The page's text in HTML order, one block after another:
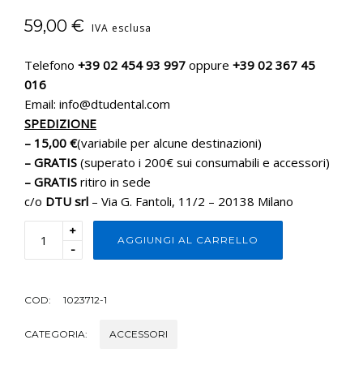
59,00 € IVA esclusa
Telefono +39 02 454 93 997 oppure +39 02 367 45
016
Email: info@dtudental.com
SPEDIZIONE
– 15,00 €(variabile per alcune destinazioni)
– GRATIS (superato i 200€ sui consumabili e accessori)
– GRATIS ritiro in sede
c/o DTU srl – Via G. Fantoli, 11/2 – 20138 Milano
+
-
AGGIUNGI AL CARRELLO
COD: 1023712-1
CATEGORIA: ACCESSORI